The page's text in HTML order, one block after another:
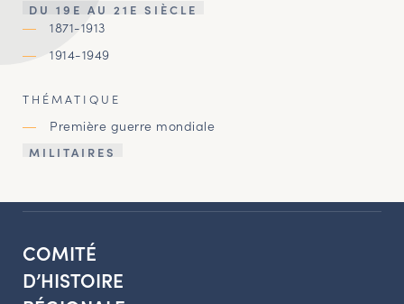
DU 19E AU 21E SIÈCLE
1871-1913
1914-1949
THÉMATIQUE
Première guerre mondiale
MILITAIRES
COMITÉ
D’HISTOIRE